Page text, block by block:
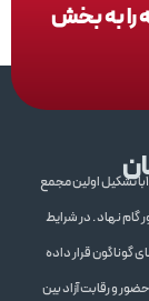
را به بخش
انجمن تولیدکنندگان و فنآوران صنعتی ساختمان ، در اسفند 1385با تشکیل اولین مجمع
گام نهاد . در شرایط
گوناگون قرار داده
و رقابت آزاد بین